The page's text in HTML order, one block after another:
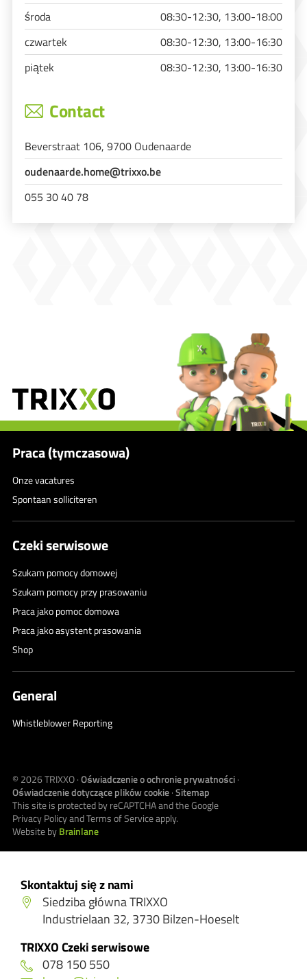
środa
08:30-12:30, 13:00-18:00
czwartek
08:30-12:30, 13:00-16:30
piątek
08:30-12:30, 13:00-16:30
Contact
Beverstraat 106, 9700 Oudenaarde
oudenaarde.home@trixxo.be
055 30 40 78
Skontaktuj się z nami
Siedziba główna TRIXXO
Industrielaan 32, 3730 Bilzen-Hoeselt
TRIXXO Czeki serwisowe
078 150 550
Praca (tymczasowa)
Onze vacatures
Spontaan solliciteren
Czeki serwisowe
Szukam pomocy domowej
Szukam pomocy przy prasowaniu
Praca jako pomoc domowa
Praca jako asystent prasowania
Shop
General
Whistleblower Reporting
© 2026TRIXXO·Oświadczenie o ochronie prywatności·
Oświadczenie dotyczące plików cookie·Sitemap
This site is protected by reCAPTCHA and the Google
Privacy PolicyandTerms of Serviceapply.
Website byBrainlane